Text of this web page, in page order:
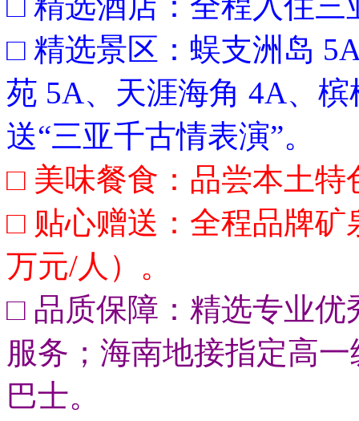
□ 精选景区：蜈支洲岛
苑 5A、天涯海角 4A、
送“三亚千古情表演”。
□ 美味餐食：品尝本土
□ 贴心赠送：全程品牌矿
万元/人）。
□ 品质保障：精选专业
服务；海南地接指定高
巴士。